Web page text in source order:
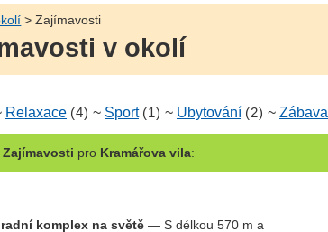
> Zajímavosti
v okolí
Relaxace (4) ~ Sport (1) ~ Ubytování (2) ~ Zábava
Zajímavosti pro Kramářova vila:
komplex na světě — S délkou 570 m a